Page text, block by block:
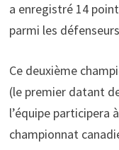
a enregistré 14
parmi les
Ce deuxième
(le premier datant
l’équipe participera
championnat